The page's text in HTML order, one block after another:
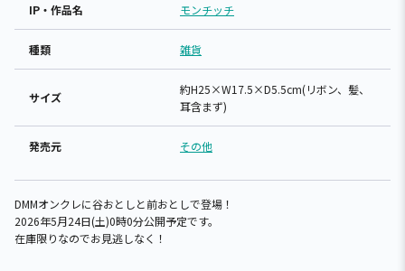
IP・作品名 モンチッチ
種類 雑貨
サイズ
約H25×W17.5×D5.5cm(リボン、髪、
耳含まず)
発売元 その他
DMMオンクレに谷おとしと前おとしで登場！
2026年5月24日(土)0時0分公開予定です。
在庫限りなのでお見逃しなく！